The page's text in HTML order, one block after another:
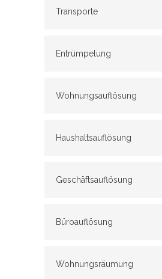
Transporte
Entrümpelung
Wohnungsauflösung
Haushaltsauflösung
Geschäftsauflösung
Büroauflösung
Wohnungsräumung